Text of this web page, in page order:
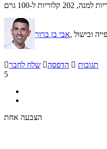
אבי בן ברוך ובישול
שלח לחבר הדפסה  תגובות
5
הצבעה אחת